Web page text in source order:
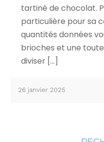
tartiné de chocolat.
particulière pour sa
quantités données
brioches et une
diviser […]
26 janvier 2025